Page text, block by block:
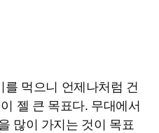
를 먹으니 언제나처럼 건
젤 큰 목표다. 무대에서
많이 가지는 것이 목표